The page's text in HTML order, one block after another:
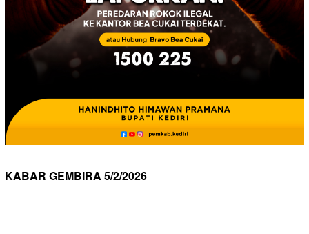
KABAR GEMBIRA 5/2/2026